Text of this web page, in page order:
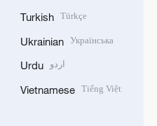
Turkish Türkçe
Ukrainian Українська
Urdu اردو
Vietnamese Tiếng Việt